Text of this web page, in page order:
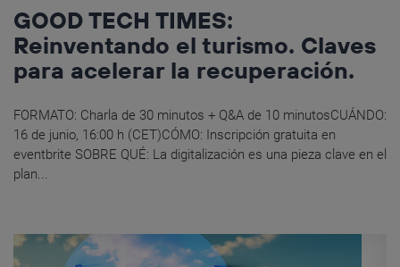
GOOD TECH TIMES:
Reinventando el turismo. Claves
para acelerar la recuperación.
FORMATO: Charla de 30 minutos + Q&A de 10 minutosCUÁNDO:
16 de junio, 16:00 h (CET)CÓMO: Inscripción gratuita en
eventbrite SOBRE QUÉ: La digitalización es una pieza clave en el
plan...